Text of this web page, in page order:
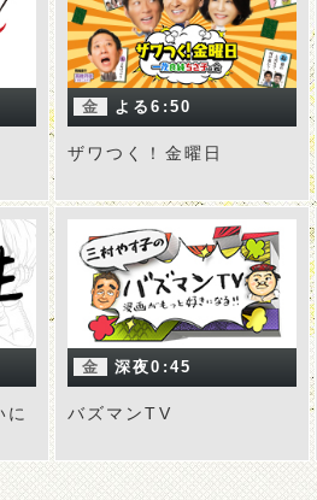
金 よる6:50
ザワつく！金曜日
に
金 深夜0:45
バズマンTV